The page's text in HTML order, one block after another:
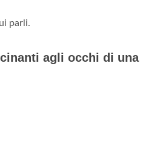
parli.
agli occhi di una